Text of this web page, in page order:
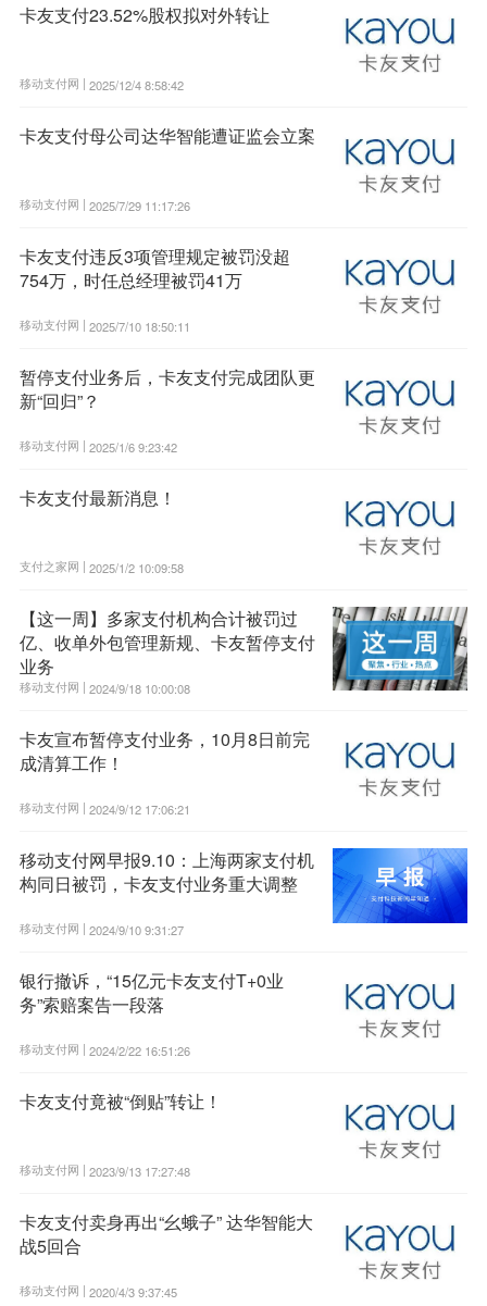
卡友支付23.52%股权拟对外转让
移动支付网 | 2025/12/4 8:58:42
卡友支付母公司达华智能遭证监会立案
移动支付网 | 2025/7/29 11:17:26
卡友支付违反3项管理规定被罚没超
754万，时任总经理被罚41万
移动支付网 | 2025/7/10 18:50:11
暂停支付业务后，卡友支付完成团队更
新“回归”？
移动支付网 | 2025/1/6 9:23:42
卡友支付最新消息！
支付之家网 | 2025/1/2 10:09:58
【这一周】多家支付机构合计被罚过
亿、收单外包管理新规、卡友暂停支付
业务
移动支付网 | 2024/9/18 10:00:08
卡友宣布暂停支付业务，10月8日前完
成清算工作！
移动支付网 | 2024/9/12 17:06:21
移动支付网早报9.10：上海两家支付机
构同日被罚，卡友支付业务重大调整
移动支付网 | 2024/9/10 9:31:27
银行撤诉，“15亿元卡友支付T+0业
务”索赔案告一段落
移动支付网 | 2024/2/22 16:51:26
卡友支付竟被“倒贴”转让！
移动支付网 | 2023/9/13 17:27:48
卡友支付卖身再出“幺蛾子” 达华智能大
战5回合
移动支付网 | 2020/4/3 9:37:45